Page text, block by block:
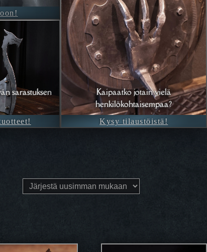
sarastuksen
Kaipaatko jotain vielä
henkilökohtaisempaa?
Kysy tilaustöistä!